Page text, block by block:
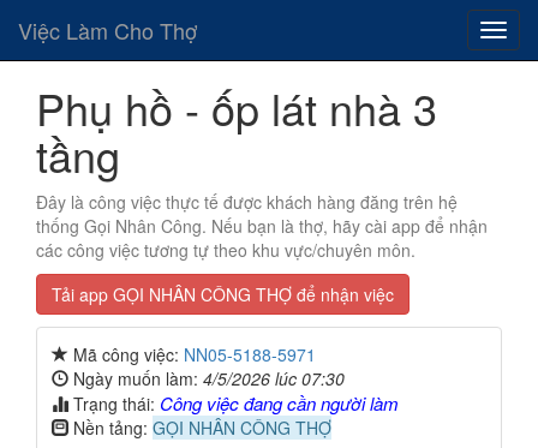
Việc Làm Cho Thợ
Phụ hồ - ốp lát nhà 3
tầng
Đây là công việc thực tế được khách hàng đăng trên hệ
thống Gọi Nhân Công. Nếu bạn là thợ, hãy cài app để nhận
các công việc tương tự theo khu vực/chuyên môn.
Tải app GỌI NHÂN CÔNG THỢ để nhận việc
Mã công việc: NN05-5188-5971
Ngày muốn làm: 4/5/2026 lúc 07:30
Trạng thái: Công việc đang cần người làm
Nền tảng: GỌI NHÂN CÔNG THỢ